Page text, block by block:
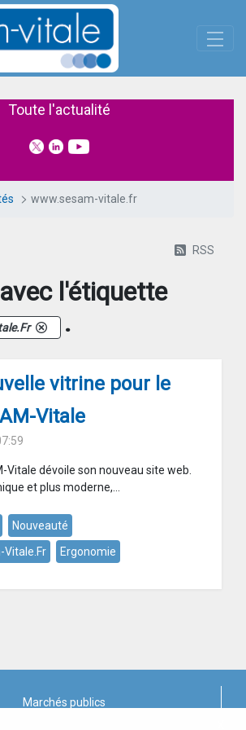
Toute l'actualité
www.sesam-vitale.fr
RSS
l'étiquette
.
vitrine pour le
Vitale
Vitale dévoile son nouveau site web.
et plus moderne,...
Nouveauté
Vitale.fr
Ergonomie
Marchés publics
des cookies